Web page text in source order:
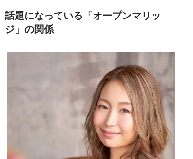
話題になっている「オープンマリッ
ジ」の関係